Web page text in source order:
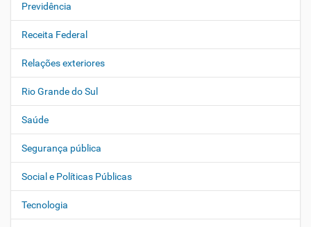
Previdência
Receita Federal
Relações exteriores
Rio Grande do Sul
Saúde
Segurança pública
Social e Políticas Públicas
Tecnologia